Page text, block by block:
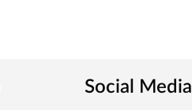
Social Media